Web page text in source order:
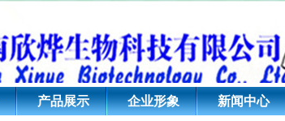
产品展示 企业形象 新闻中心